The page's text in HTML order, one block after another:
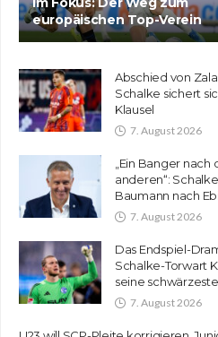
europäischen Top-Verein
Abschied von
Schalke sichert
Klausel
7. August 2026
„Ein Banger nach
anderen“:
Baumann nach
7. August 2026
Das Endspiel-
Schalke-Torwart
seine
7. August 2026